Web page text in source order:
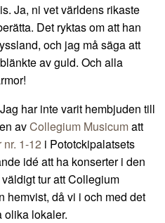
Ja, ni vet världens rikaste
Det ryktas om att han
och jag må säga att
av guld. Och alla
har inte varit hembjuden till
avCollegium Musicumatt
nr. 1-12 i Pototckipalatsets
idé att ha konserter i den
tur att Collegium
hemvist, då vi i och med det
olika lokaler.